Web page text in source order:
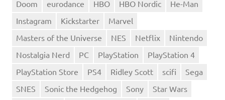
Doom
eurodance HBO HBO Nordic
He-Man
Instagram
Kickstarter
Marvel
Masters of the Universe
NES Netflix
Nintendo
Nostalgia Nerd
PC PlayStation
PlayStation 4
PlayStation Store
PS4 Ridley Scott scifi
Sega
SNES
Sonic the Hedgehog Sony
Star Wars